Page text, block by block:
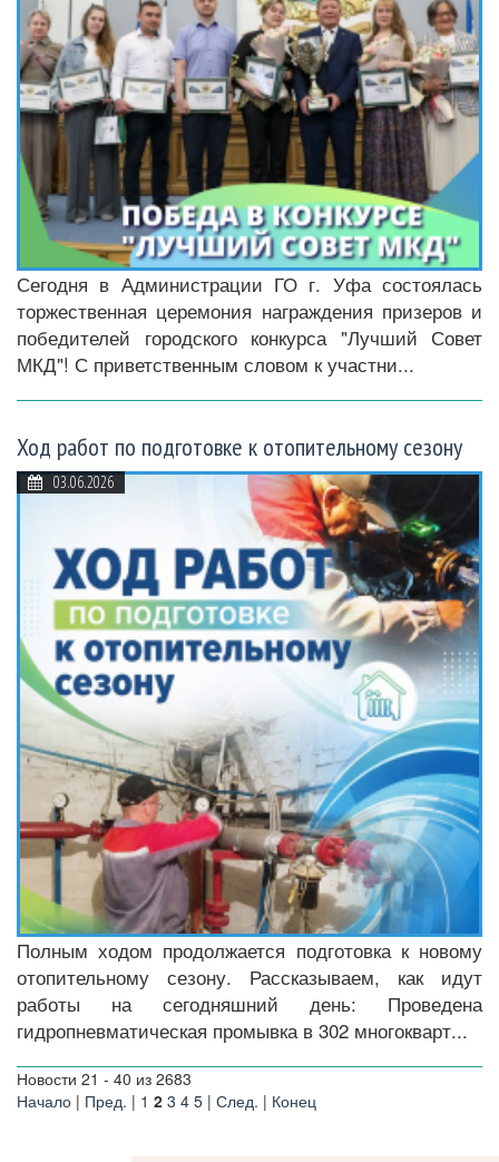
Сегодня в Администрации ГО г. Уфа состоялась
торжественная церемония награждения призеров и
победителей городского конкурса "Лучший Совет
МКД"! С приветственным словом к участни...
Ход работ по подготовке к отопительному сезону
03.06.2026
Полным ходом продолжается подготовка к новому
отопительному сезону. Рассказываем, как идут
работы на сегодняшний день: Проведена
гидропневматическая промывка в 302 многокварт...
Новости 21 - 40 из 2683
Начало | Пред. | 1 2 3 4 5 | След. | Конец